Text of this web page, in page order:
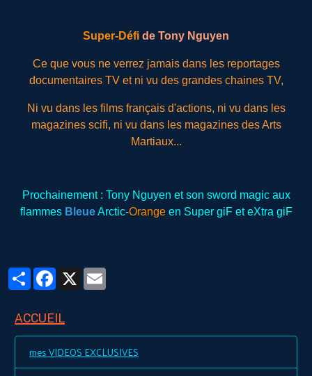
Super-Défi de Tony Nguyen
Ce que vous ne verrez jamais dans les reportages
documentaires TV et ni vu des grandes chaines TV,
Ni vu dans les films français d'actions, ni vu dans les
magazines scifi, ni vu dans les magazines des Arts
Martiaux...
Prochainement : Tony Nguyen et son sword magic aux
flammes Bleue Arctic-Orange en Super giF et eXtra giF
PartagerFacebook
X
ACCUEIL
mes VIDEOS EXCLUSIVES